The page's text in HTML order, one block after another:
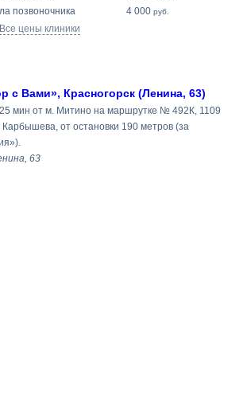
позвоночника 4 000 руб.
Все цены клиники
с Вами», Красногорск (Ленина, 63)
мин от м. Митино на маршрутке № 492К, 1109
Карбышева, от остановки 190 метров (за
63